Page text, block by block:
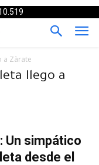
a Zàrate
llego a
Un simpático
desde el